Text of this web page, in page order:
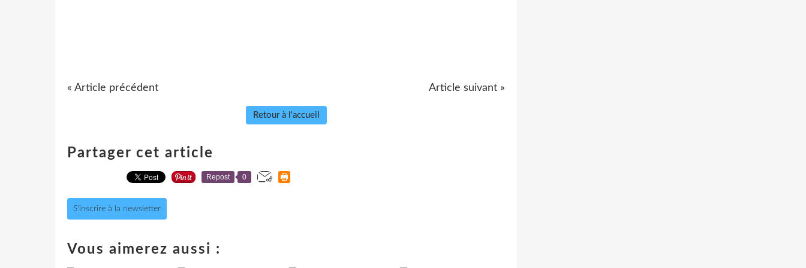
« Article précédent Article suivant »
Retour à l'accueil
Partager cet article
Repost 0
S'inscrire à la newsletter
Vous aimerez aussi :